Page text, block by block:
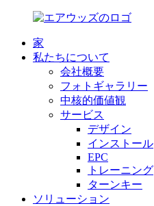
家
私たちについて
会社概要
フォトギャラリー
中核的価値観
サービス
デザイン
インストール
EPC
トレーニング
ターンキー
ソリューション